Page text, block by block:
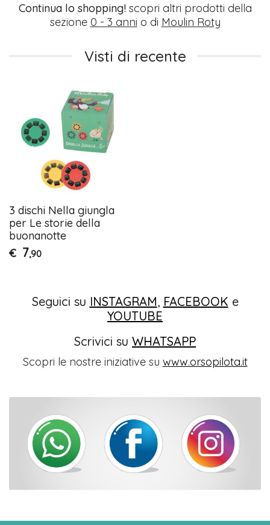
Continua lo shopping!scopri altri prodotti della
sezione 0 - 3 anni o di Moulin Roty
Visti di recente
3 dischi Nella giungla
per Le storie della
buonanotte
€ 7,90
Seguici su INSTAGRAM, FACEBOOK e
YOUTUBE
Scrivici su WHATSAPP
Scopri le nostre iniziative su www.orsopilota.it